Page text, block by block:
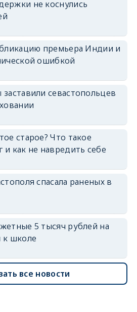
не коснулись
премьера Индии и
ошибкой
севастопольцев
старое? Что такое
как не навредить себе
спасала раненых в
5 тысяч рублей на
к школе
все новости